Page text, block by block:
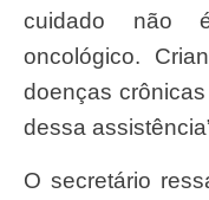
cuidado não
oncológico.
doenças
dessa
O secretário ressaltou ainda que os cuidados